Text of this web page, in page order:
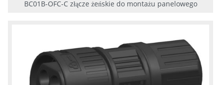
BC01B-OFC-C złącze żeńskie do montażu panelowego